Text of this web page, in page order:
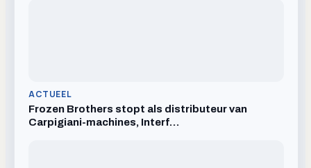
ACTUEEL
Frozen Brothers stopt als distributeur van
Carpigiani-machines, Interf…